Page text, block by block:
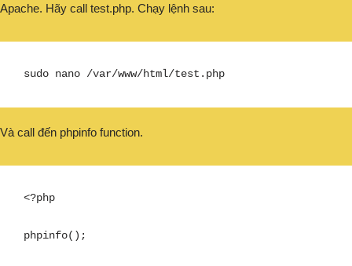
Apache. Hãy call test.php. Chạy lệnh sau:
sudo nano /var/www/html/test.php
Và call đến phpinfo function.
<?php
phpinfo();